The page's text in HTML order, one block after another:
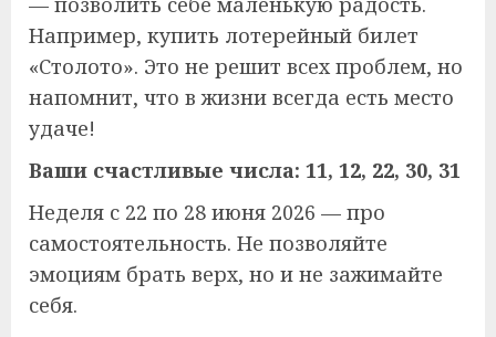
Например, купить лотерейный билет
«Столото». Это не решит всех проблем, но
напомнит, что в жизни всегда есть место
удаче!
Ваши счастливые числа: 11, 12, 22, 30, 31
Неделя с 22 по 28 июня 2026 — про
самостоятельность. Не позволяйте
эмоциям брать верх, но и не зажимайте
себя.